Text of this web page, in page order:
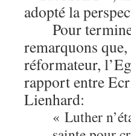
adopté la
Pour
remarquons
réformateur,
rapport entre
Lienhard:
« Luther